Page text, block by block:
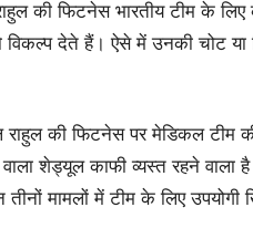
की फिटनेस भारतीय टीम के लिए
विकल्प देते हैं। ऐसे में उनकी चोट
राहुल की फिटनेस पर मेडिकल टीम
शेड्यूल काफी व्यस्त रहने
मामलों में टीम के लिए उपयोगी